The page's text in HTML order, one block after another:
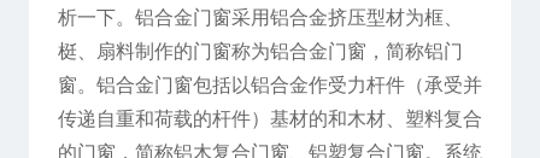
析一下。铝合金门窗采用铝合金挤压型材为框、
梃、扇料制作的门窗称为铝合金门窗，简称铝门
窗。铝合金门窗包括以铝合金作受力杆件（承受并
传递自重和荷载的杆件）基材的和木材、塑料复合
的门窗，简称铝木复合门窗、铝塑复合门窗。系统